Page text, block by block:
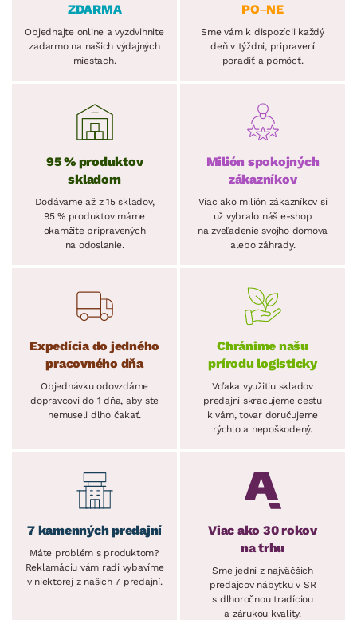
ZDARMA
Objednajte online a vyzdvihnite
zadarmo na našich výdajných
miestach.
PO–NE
Sme vám k dispozícii každý
deň v týždni, pripravení
poradiť a pomôcť.
95 % produktov
skladom
Dodávame až z 15 skladov,
95 % produktov máme
okamžite pripravených
na odoslanie.
Milión spokojných
zákazníkov
Viac ako milión zákazníkov si
už vybralo náš e-shop
na zveľadenie svojho domova
alebo záhrady.
Expedícia do jedného
pracovného dňa
Objednávku odovzdáme
dopravcovi do 1 dňa, aby ste
nemuseli dlho čakať.
Chránime našu
prírodu logisticky
Vďaka využitiu skladov
predajní skracujeme cestu
k vám, tovar doručujeme
rýchlo a nepoškodený.
7 kamenných predajní
Máte problém s produktom?
Reklamáciu vám radi vybavíme
v niektorej z našich 7 predajní.
Viac ako 30 rokov
na trhu
Sme jedni z najväčších
predajcov nábytku v SR
s dlhoročnou tradíciou
a zárukou kvality.